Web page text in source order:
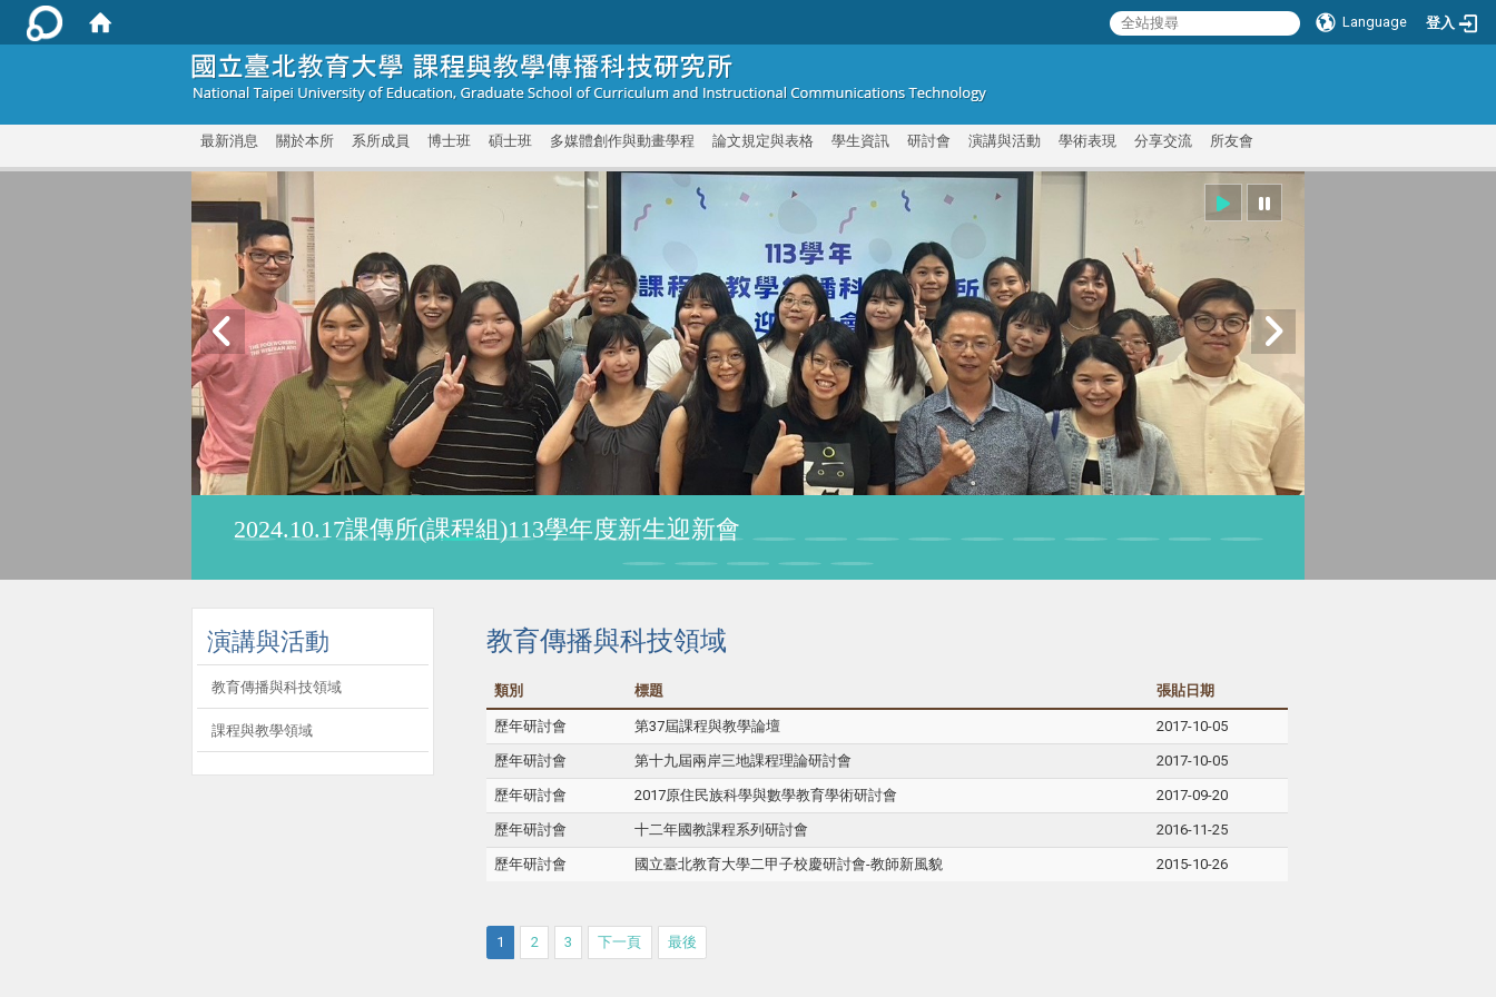
Language 登入
最新消息 關於本所 系所成員 博士班 碩士班 多媒體創作與動畫學程 論文規定與表格 學生資訊 研討會 演講與活動 學術表現 分享交流 所友會
2024.10.17課傳所(課程組)113學年度新生迎新會
演講與活動
教育傳播與科技領域
課程與教學領域
教育傳播與科技領域
類別 標題 張貼日期
歷年研討會 第37屆課程與教學論壇 2017-10-05
歷年研討會 第十九屆兩岸三地課程理論研討會 2017-10-05
歷年研討會 2017原住民族科學與數學教育學術研討會 2017-09-20
歷年研討會 十二年國教課程系列研討會 2016-11-25
歷年研討會 國立臺北教育大學二甲子校慶研討會-教師新風貌 2015-10-26
1 2 3 下一頁 最後